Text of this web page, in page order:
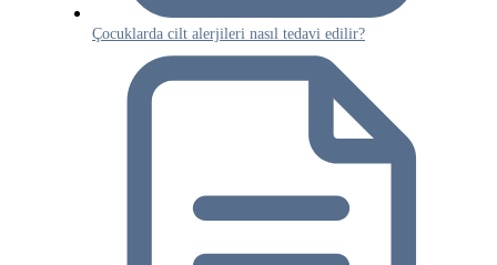
Çocuklarda cilt alerjileri nasıl tedavi edilir?